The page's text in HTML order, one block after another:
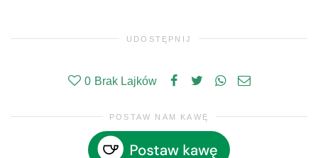
UDOSTĘPNIJ
0 Brak Lajków
POSTAW NAM KAWĘ